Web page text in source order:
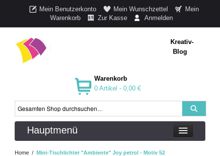
Mein Benutzerkonto Mein Wunschzettel
Mein
Warenkorb
Zur Kasse Anmelden
Kreativ-
Blog
Warenkorb
0 Artikel - 0,00 €
Hauptmenü
Home / Mini-Tischlichter "Ambiente" Joy petrol - Motiv 52